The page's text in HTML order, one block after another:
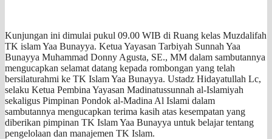
Kunjungan ini dimulai pukul 09.00 WIB di Ruang kelas Muzdalifah
TK islam Yaa Bunayya. Ketua Yayasan Tarbiyah Sunnah Yaa
Bunayya Muhammad Donny Agusta, SE., MM dalam sambutannya
mengucapkan selamat datang kepada rombongan yang telah
bersilaturahmi ke TK Islam Yaa Bunayya. Ustadz Hidayatullah Lc,
selaku Ketua Pembina Yayasan Madinatussunnah al-Islamiyah
sekaligus Pimpinan Pondok al-Madina Al Islami dalam
sambutannya mengucapkan terima kasih atas kesempatan yang
diberikan pimpinan TK Islam Yaa Bunayya untuk belajar tentang
pengelolaan dan manajemen TK Islam.